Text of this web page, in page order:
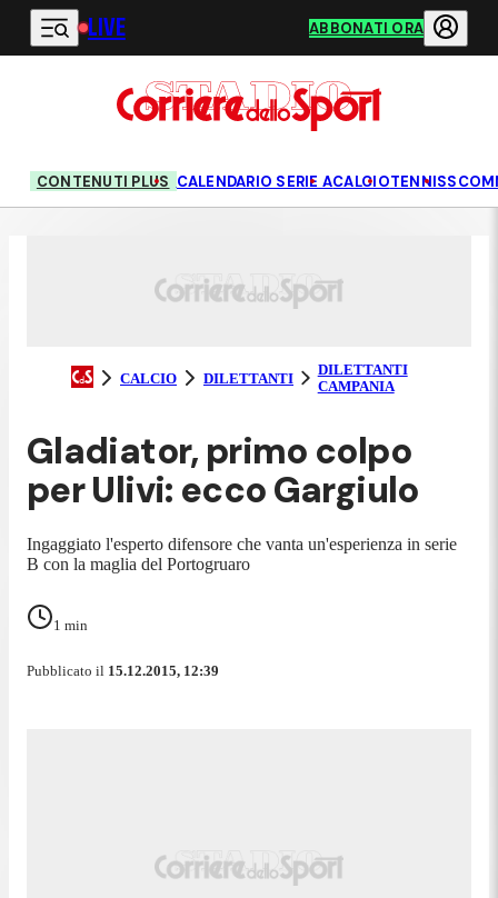
Vai al contenuto principale
LIVE ABBONATI ORA
CONTENUTI PLUS CALENDARIO SERIE ACALCIOTENNIS
CALCIO DILETTANTI
DILETTANTI
CAMPANIA
Gladiator, primo colpo
per Ulivi: ecco Gargiulo
Ingaggiato l'esperto difensore che vanta un'esperienza in serie
B con la maglia del Portogruaro
1 min
Pubblicato il 15.12.2015, 12:39